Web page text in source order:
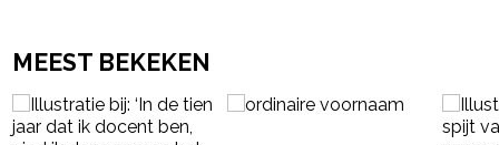
MEEST BEKEKEN